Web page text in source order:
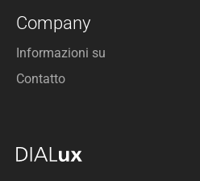
Company
Informazioni su
Contatto